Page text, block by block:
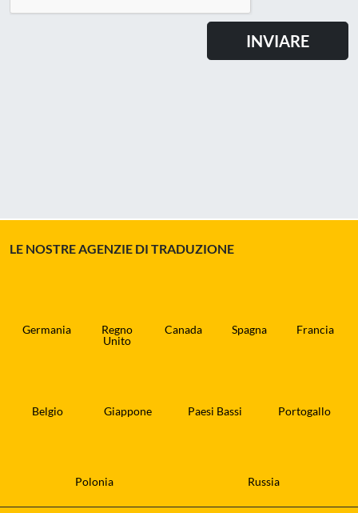
LE NOSTRE AGENZIE DI TRADUZIONE
Germania
Regno
Unito
Canada Spagna Francia
Belgio Giappone Paesi Bassi Portogallo
Polonia Russia